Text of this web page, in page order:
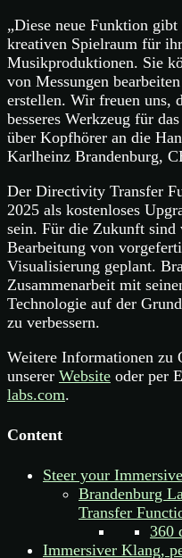
„Diese neue Funktion
kreativen Spielraum für
Musikproduktionen. Sie
von Messungen
erstellen. Wir freuen uns,
besseres Werkzeug für
über Kopfhörer an die
Karlheinz Brandenburg,
Der Directivity Transfer
2025 als kostenloses
sein. Für die Zukunft sind
Bearbeitung von
Visualisierung geplant.
Zusammenarbeit mit
Technologie auf der
zu verbessern.
Weitere Informationen zu
unserer Website oder per
labs.com.
Content
Steer your
Brandenburg
Transfer
360
Immersiver Klang,